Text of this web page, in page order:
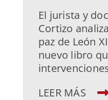
El jurista y
Cortizo
paz de León
nuevo libro
LEER MÁS